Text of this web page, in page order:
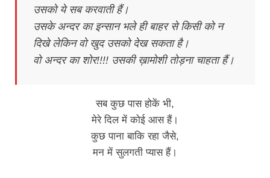
उसको ये सब करवाती हैं।
उसके अन्दर का इन्सान भले ही बाहर से किसी को न
दिखे लेकिन वो खुद उसको देख सकता है।
वो अन्दर का शोर!!!! उसकी ख़ामोशी तोड़ना चाहता हैं।
सब कुछ पास होकें भी,
मेरे दिल में कोई आस हैं।
कुछ पाना बाकि रहा जैसे,
मन में सुलगती प्यास हैं।